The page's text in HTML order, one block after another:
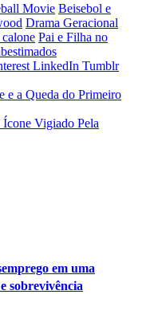
Movie Beisebol e
Drama Geracional
Pai e Filha no
LinkedIn Tumblr
e a Queda do Primeiro
Vigiado Pela
em uma
sobrevivência